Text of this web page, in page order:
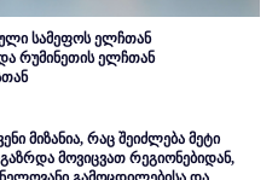
სამეფოს ელჩთან
რუმინეთის ელჩთან
მიზანია, რაც შეიძლება მეტი
მოვიცვათ რეგიონებიდან,